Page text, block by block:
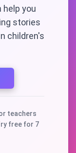
help you
stories
children's
teachers
free for 7